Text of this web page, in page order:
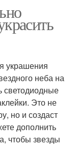
украшения
неба на
светодиодные
Это не
но и создаст
дополнить
чтобы звезды